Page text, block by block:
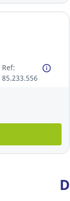
Ref:
85.233.556